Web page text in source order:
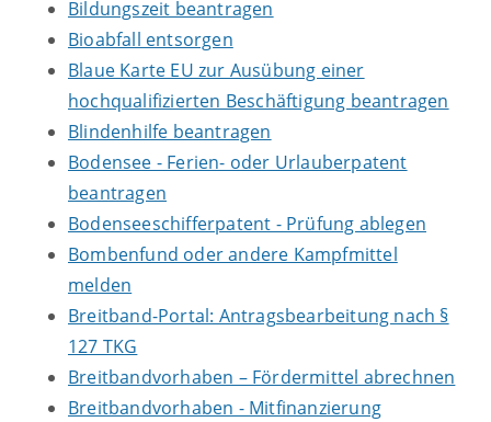
Bildungszeit beantragen
Bioabfall entsorgen
Blaue Karte EU zur Ausübung einer
hochqualifizierten Beschäftigung beantragen
Blindenhilfe beantragen
Bodensee - Ferien- oder Urlauberpatent
beantragen
Bodenseeschifferpatent - Prüfung ablegen
Bombenfund oder andere Kampfmittel
melden
Breitband-Portal: Antragsbearbeitung nach §
127 TKG
Breitbandvorhaben – Fördermittel abrechnen
Breitbandvorhaben - Mitfinanzierung